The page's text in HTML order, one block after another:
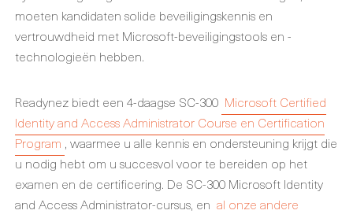
moeten kandidaten solide beveiligingskennis en
vertrouwdheid met Microsoft-beveiligingstools en -
technologieën hebben.
Readynez biedt een 4-daagse SC-300 Microsoft Certified
Identity and Access Administrator Course en Certification
Program , waarmee u alle kennis en ondersteuning krijgt die
u nodig hebt om u succesvol voor te bereiden op het
examen en de certificering. De SC-300 Microsoft Identity
and Access Administrator-cursus, en al onze andere